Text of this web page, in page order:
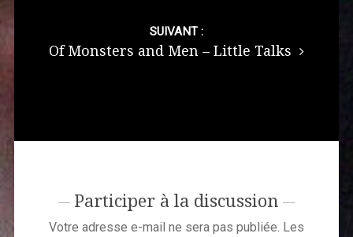
SUIVANT :
Of Monsters and Men – Little Talks
Participer à la discussion
Votre adresse e-mail ne sera pas publiée. Les